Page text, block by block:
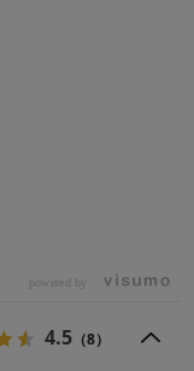
powered by
4.5 （8）